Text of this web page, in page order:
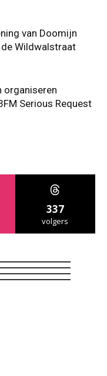
van Doomijn
Wildwalstraat
organiseren
Serious Request
337
volgers